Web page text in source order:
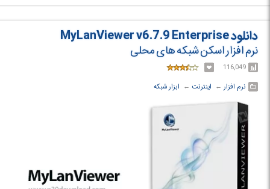
دانلود MyLanViewer v6.7.9 Enterprise
نرم افزار اسکن شبکه های محلی
116,049
نرم افزار ← ‏ اینترنت ← ‏ ابزار شبکه